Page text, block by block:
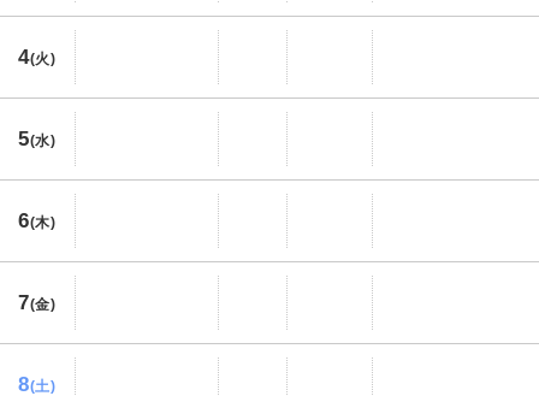
4(火)
5(水)
6(木)
7(金)
8(土)